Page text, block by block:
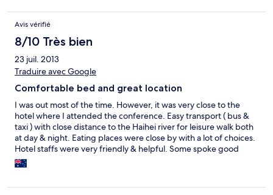
Avis vérifié
8/10 Très bien
23 juil. 2013
Traduire avec Google
Comfortable bed and great location
I was out most of the time. However, it was very close to the
hotel where I attended the conference. Easy transport ( bus &
taxi ) with close distance to the Haihei river for leisure walk both
at day & night. Eating places were close by with a lot of choices.
Hotel staffs were very friendly & helpful. Some spoke good
English. It provided daily room cleaning which made me feel
comfortable to stay. Although some hotel areas needed